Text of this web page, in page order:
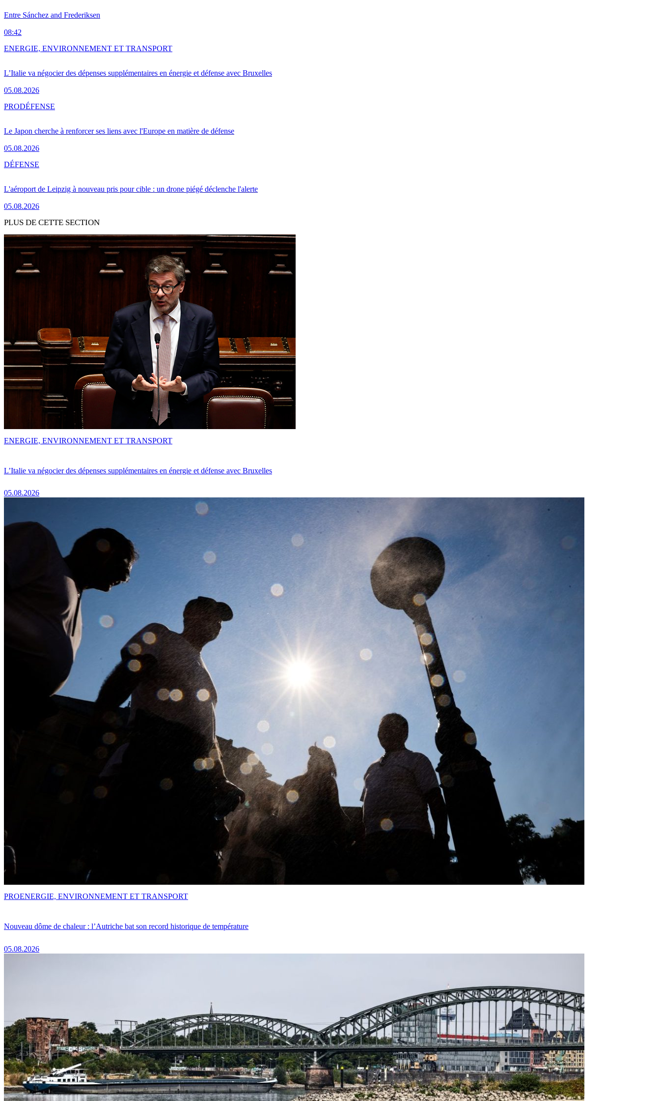
Entre Sánchez and Frederiksen
08:42
L’Italie va négocier des dépenses supplémentaires en énergie et défense avec Bruxelles
05.08.2026
ENERGIE, ENVIRONNEMENT ET TRANSPORT
Le Japon cherche à renforcer ses liens avec l'Europe en matière de défense
05.08.2026
PRODÉFENSE
L'aéroport de Leipzig à nouveau pris pour cible : un drone piégé déclenche l'alerte
05.08.2026
DÉFENSE
PLUS DE CETTE SECTION
L’Italie va négocier des dépenses supplémentaires en énergie et défense avec Bruxelles
05.08.2026
ENERGIE, ENVIRONNEMENT ET TRANSPORT
Nouveau dôme de chaleur : l’Autriche bat son record historique de température
05.08.2026
PROENERGIE, ENVIRONNEMENT ET TRANSPORT